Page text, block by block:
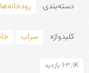
دسته‌بندی
کلید‌واژه سراب
63.1K بازدید